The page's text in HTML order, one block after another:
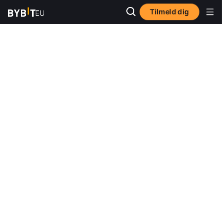
Tilmeld dig